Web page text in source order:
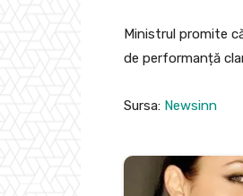
Ministrul promite
de performanță
Sursa: Newsinn